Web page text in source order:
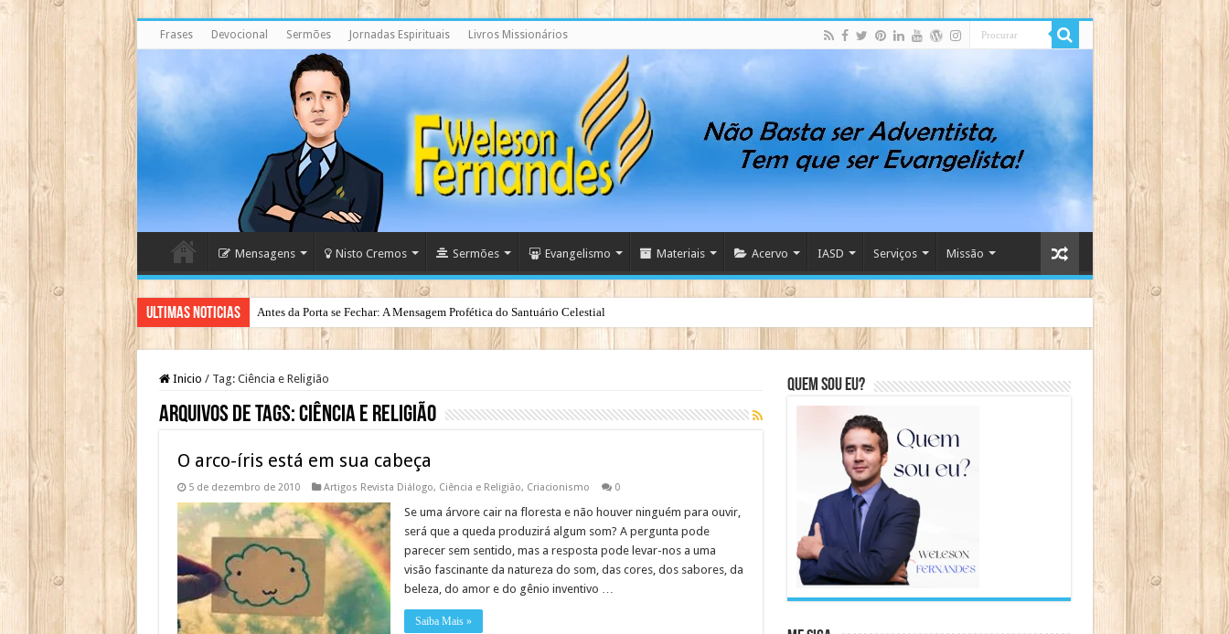
Frases Devocional Sermões Jornadas Espirituais Livros Missionários
Mensagens Nisto Cremos Sermões Evangelismo Materiais Acervo IASD Serviços Missão
Ultimas Noticias Antes da Porta se Fechar: A Mensagem Profética do Santuário Celestial
Inicio / Tag: Ciência e Religião
Arquivos de Tags:Ciência e Religião
O arco-íris está em sua cabeça
5 de dezembro de 2010 Artigos Revista Diálogo, Ciência e Religião, Criacionismo 0
Se uma árvore cair na floresta e não houver ninguém para ouvir,
será que a queda produzirá algum som? A pergunta pode
parecer sem sentido, mas a resposta pode levar-nos a uma
visão fascinante da natureza do som, das cores, dos sabores, da
beleza, do amor e do gênio inventivo …
Saiba Mais »
Quem sou eu?